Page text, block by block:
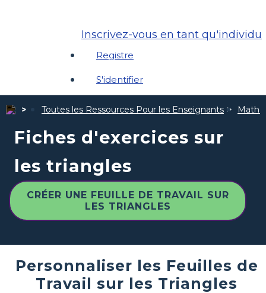
Inscrivez-vous en tant qu'individu
Registre
S'identifier
Toutes les Ressources Pour les Enseignants
Fiches d'exercices sur
les triangles
CRÉER UNE FEUILLE DE TRAVAIL SUR
LES TRIANGLES
Personnaliser les Feuilles de
Travail sur les Triangles